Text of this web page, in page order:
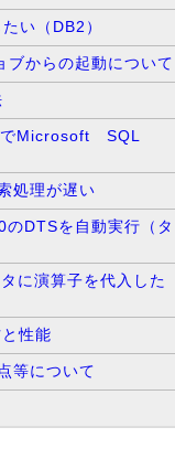
い（DB2）
からの起動について
でMicrosoft SQL
処理が遅い
DTSを自動実行（タ
に演算子を代入した
性能
等について